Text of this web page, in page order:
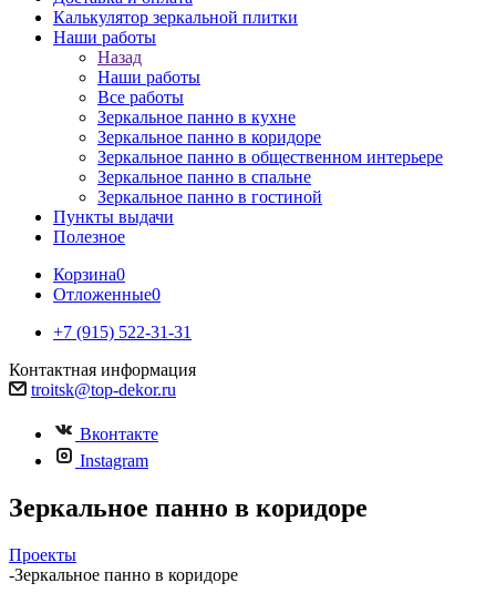
Калькулятор зеркальной плитки
Наши работы
Назад
Наши работы
Все работы
Зеркальное панно в кухне
Зеркальное панно в коридоре
Зеркальное панно в общественном интерьере
Зеркальное панно в спальне
Зеркальное панно в гостиной
Пункты выдачи
Полезное
Корзина0
Отложенные0
+7 (915) 522-31-31
Контактная информация
troitsk@top-dekor.ru
Вконтакте
Instagram
Зеркальное панно в коридоре
Проекты
-Зеркальное панно в коридоре